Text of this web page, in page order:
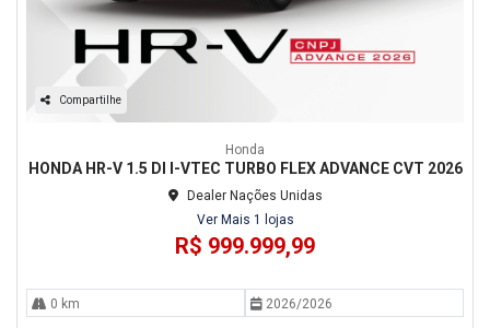
Compartilhe
Honda
HONDA HR-V 1.5 DI I-VTEC TURBO FLEX ADVANCE CVT 2026
Dealer Nações Unidas
Ver Mais 1 lojas
R$ 999.999,99
0 km 2026/2026